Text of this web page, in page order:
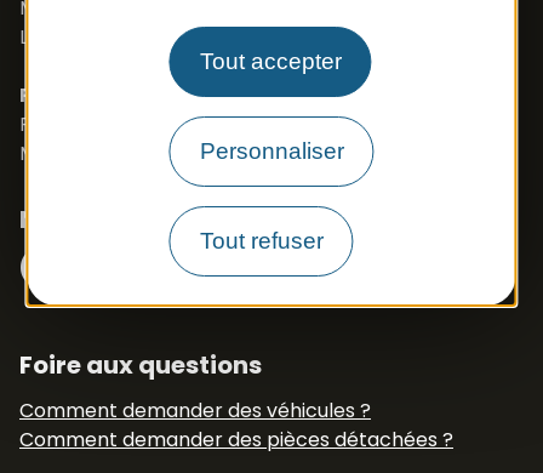
Tout accepter
Personnaliser
Tout refuser
Mail :
Langues parlées : Français, Anglais, Polonais
PROSZE O KONTAKT- J.POLSKI
Port. 0033 673 191 445
Mail :
export.apb1@apbfrance.com
Nous suivre
FacebookInstagram
N° Tél WhatsApp
Foire aux questions
Comment demander des véhicules ?
Comment demander des pièces détachées ?